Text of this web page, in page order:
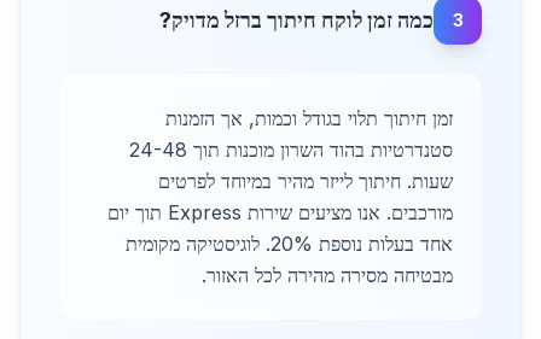
3 כמה זמן לוקח חיתוך ברזל מדויק?
זמן חיתוך תלוי בגודל וכמות, אך הזמנות
סטנדרטיות בהוד השרון מוכנות תוך 24-48
שעות. חיתוך לייזר מהיר במיוחד לפרטים
מורכבים. אנו מציעים שירות Express תוך יום
אחד בעלות נוספת 20%. לוגיסטיקה מקומית
מבטיחה מסירה מהירה לכל האזור.